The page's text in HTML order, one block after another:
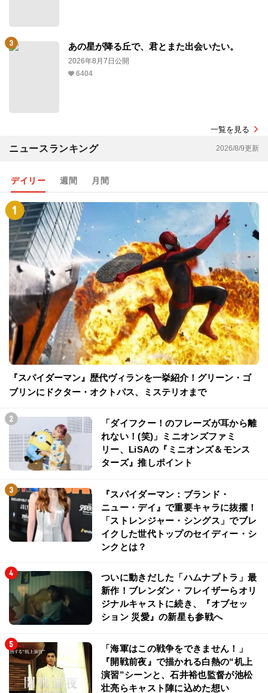
あの星が降る丘で、君とまた出会いたい。
2026年8月7日公開
6404
一覧を見る
ニュースランキング 2026/8/9更新
デイリー 週間 月間
『スパイダーマン』歴代ヴィランを一挙紹介！グリーン・ゴ
ブリンにドクター・オクトパス、ミステリオまで
「ダイフクー！のフレーズが耳から離
れない！(笑)」ミニオンズファミ
リー、LiSAの『ミニオンズ＆モンス
ターズ』推しポイント
『スパイダーマン：ブランド・
ニュー・デイ』で重要キャラに抜擢！
「ストレンジャー・シングス」でブレ
イクした世代トップのセイディー・シ
ンクとは？
ついに動きだした「ハムナプトラ」最
新作！ブレンダン・フレイザーらオリ
ジナルキャストに続き、『オブセッ
ション 災愛』の新星も参戦へ
「海軍はこの戦争をできません！」
『開戦前夜』で描かれる白熱の“机上
演習”シーンと、石井裕也監督が池松
壮亮らキャスト陣に込めた想い